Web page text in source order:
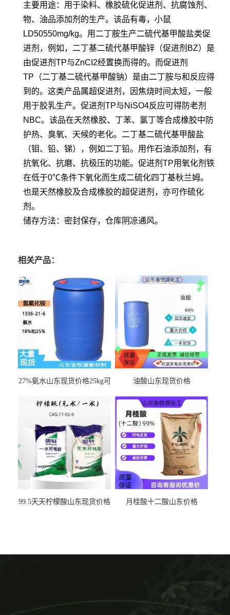
主要用途：用于染料、橡胶硫化促进剂、抗腐蚀剂、
物、油品添加剂的生产。该品有毒，小鼠
LD50550mg/kg。用二丁胺生产二硫代基甲酸盐类促
进剂，例如，二丁基二硫代基甲酸锌（促进剂BZ）是
由促进剂TP与ZnCI2经置换而得的。而促进剂
TP（二丁基二硫代基甲酸钠）是由二丁胺与和反应得
到的。这类产品属超促进剂，因焦烧时间太短，一般
用于胶乳生产。促进剂TP与NiSO4反应可得防老剂
NBC。该品在天然橡胶、丁苯、氯丁等合成橡胶中防
护热、臭氧、天候的老化。二丁基二硫代基甲酸盐
（钼、铅、锑），例如二丁铅。用作石油添加剂，有
抗氧化、抗磨、抗极压的功能。促进剂TP用氧化剂铁
在低于0℃条件下氧化而生成二硫化四丁基秋兰姆。
也是天然橡胶及合成橡胶的超促进剂，亦可作硫化
剂。
储存方法：密封保存，仓库阴凉通风。
相关产品：
27%氨水山东现货价格25kg可
油酸山东现货价格
99.5天天柠檬酸山东现货价格 月桂酸十二酸山东价格